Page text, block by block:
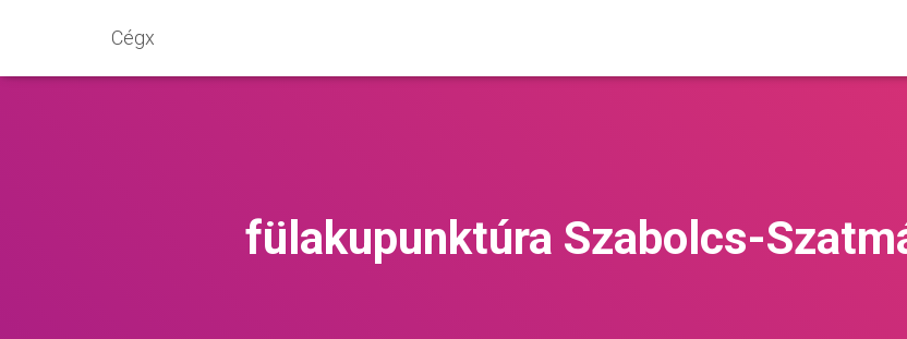
Cégx
fülakupunktúra Szabolcs-